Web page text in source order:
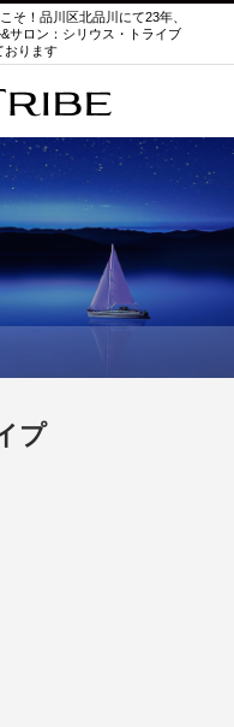
そ！品川区北品川にて23年、
サロン：シリウス・トライブ
おります
プ